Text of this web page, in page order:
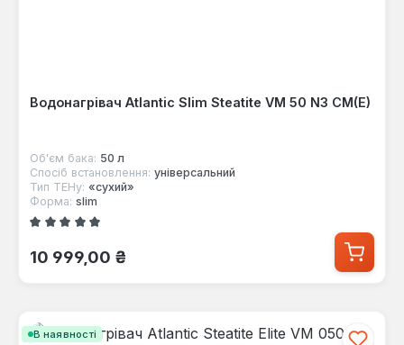
Водонагрівач Atlantic Slim Steatite VM 50 N3 CM(E)
Об'єм бака: 50 л
Спосіб встановлення: універсальний
Тип ТЕНу: «сухий»
Форма: slim
Середня оцінка 5 з 5 зірок
Звичайна ціна:
10 999,00 ₴
В наявності